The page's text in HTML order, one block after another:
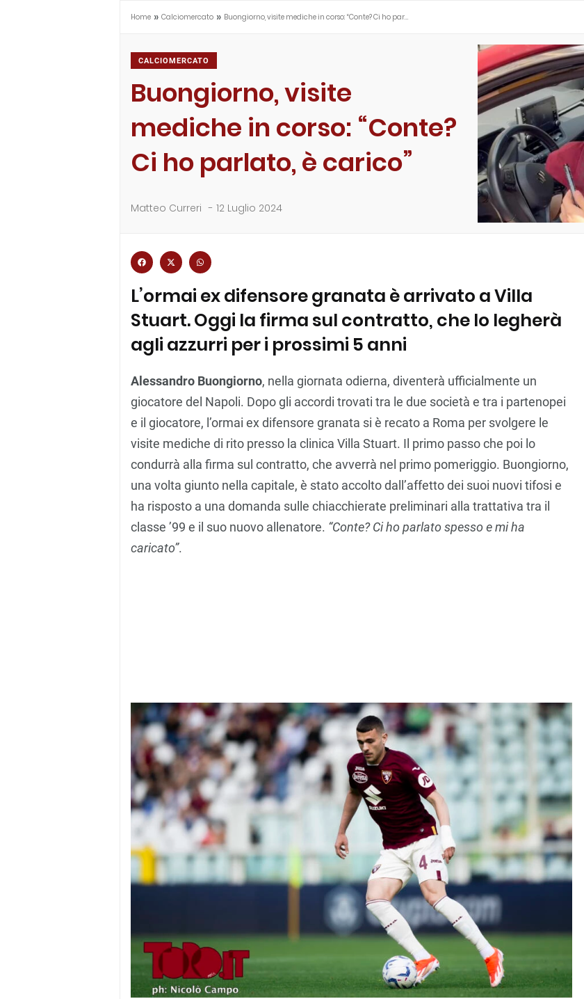
Home » Calciomercato » Buongiorno, visite mediche in corso: “Conte? Ci ho par…
CALCIOMERCATO
Buongiorno, visite
mediche in corso: “Conte?
Ci ho parlato, è carico”
Matteo Curreri - 12 Luglio 2024
L’ormai ex difensore granata è arrivato a Villa
Stuart. Oggi la firma sul contratto, che lo legherà
agli azzurri per i prossimi 5 anni
Alessandro Buongiorno, nella giornata odierna, diventerà ufficialmente un
giocatore del Napoli. Dopo gli accordi trovati tra le due società e tra i partenopei
e il giocatore, l’ormai ex difensore granata si è recato a Roma per svolgere le
visite mediche di rito presso la clinica Villa Stuart. Il primo passo che poi lo
condurrà alla firma sul contratto, che avverrà nel primo pomeriggio. Buongiorno,
una volta giunto nella capitale, è stato accolto dall’affetto dei suoi nuovi tifosi e
ha risposto a una domanda sulle chiacchierate preliminari alla trattativa tra il
classe ’99 e il suo nuovo allenatore. “Conte? Ci ho parlato spesso e mi ha
caricato”.